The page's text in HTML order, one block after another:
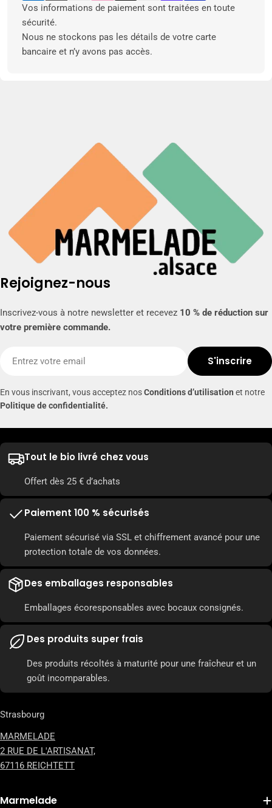
paiement
Vos informations de paiement sont traitées en toute
sécurité.
Nous ne stockons pas les détails de votre carte
bancaire et n’y avons pas accès.
Rejoignez-nous
Inscrivez-vous à notre newsletter et recevez 10 % de réduction sur
votre première commande.
mail
S'inscrire
En vous inscrivant, vous acceptez nosConditions d’utilisation et notre
Politique de confidentialité.
Tout le bio livré chez vous
Offert dès 25 € d’achats
Paiement 100 % sécurisés
Paiement sécurisé via SSL et chiffrement avancé pour une
protection totale de vos données.
Des emballages responsables
Emballages écoresponsables avec bocaux consignés.
Des produits super frais
Des produits récoltés à maturité pour une fraîcheur et un
goût incomparables.
Strasbourg
MARMELADE
2 RUE DE L'ARTISANAT,
67116 REICHTETT
Marmelade